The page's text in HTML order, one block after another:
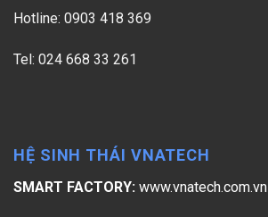
Hotline: 0903 418 369
Tel: 024 668 33 261
HỆ SINH THÁI VNATECH
SMART FACTORY: www.vnatech.com.vn